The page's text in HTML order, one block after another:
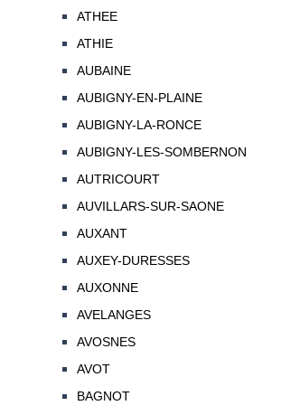
ATHEE
ATHIE
AUBAINE
AUBIGNY-EN-PLAINE
AUBIGNY-LA-RONCE
AUBIGNY-LES-SOMBERNON
AUTRICOURT
AUVILLARS-SUR-SAONE
AUXANT
AUXEY-DURESSES
AUXONNE
AVELANGES
AVOSNES
AVOT
BAGNOT